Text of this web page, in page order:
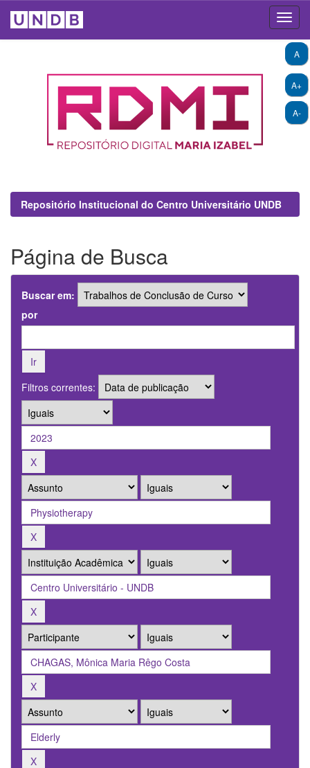
A+
A-
A
Repositório Institucional do Centro Universitário UNDB
Página de Busca
Buscar em:
por
Filtros correntes: